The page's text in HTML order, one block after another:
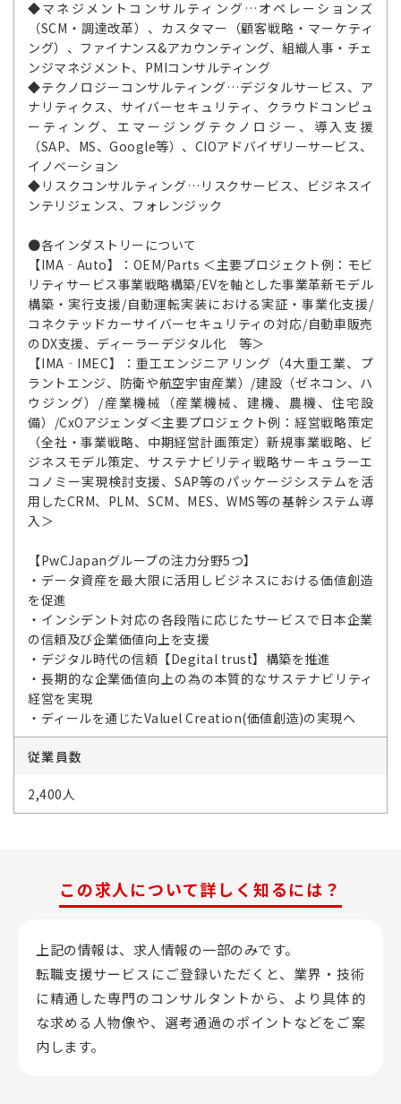
◆マネジメントコンサルティング…オペレーションズ
（SCM・調達改革）、カスタマー（顧客戦略・マーケティ
ング）、ファイナンス&アカウンティング、組織人事・チェ
ンジマネジメント、PMIコンサルティング
◆テクノロジーコンサルティング…デジタルサービス、ア
ナリティクス、サイバーセキュリティ、クラウドコンピュ
ーティング、エマージングテクノロジー、導入支援
（SAP、MS、Google等）、CIOアドバイザリーサービス、
イノベーション
◆リスクコンサルティング…リスクサービス、ビジネスイ
ンテリジェンス、フォレンジック
●各インダストリーについて
【IMA‐Auto】：OEM/Parts ＜主要プロジェクト例：モビ
リティサービス事業戦略構築/EVを軸とした事業革新モデル
構築・実行支援/自動運転実装における実証・事業化支援/
コネクテッドカーサイバーセキュリティの対応/自動車販売
のDX支援、ディーラーデジタル化 等＞
【IMA‐IMEC】：重工エンジニアリング（4大重工業、プ
ラントエンジ、防衛や航空宇宙産業）/建設（ゼネコン、ハ
ウジング）/産業機械（産業機械、建機、農機、住宅設
備）/CxOアジェンダ＜主要プロジェクト例：経営戦略策定
（全社・事業戦略、中期経営計画策定）新規事業戦略、ビ
ジネスモデル策定、サステナビリティ戦略サーキュラーエ
コノミー実現検討支援、SAP等のパッケージシステムを活
用したCRM、PLM、SCM、MES、WMS等の基幹システム導
入＞
【PwCJapanグループの注力分野5つ】
・データ資産を最大限に活用しビジネスにおける価値創造
を促進
・インシデント対応の各段階に応じたサービスで日本企業
の信頼及び企業価値向上を支援
・デジタル時代の信頼【Degital trust】構築を推進
・長期的な企業価値向上の為の本質的なサステナビリティ
経営を実現
・ディールを通じたValuel Creation(価値創造)の実現へ
従業員数
2,400人
この求人について詳しく知るには？
上記の情報は、求人情報の一部のみです。
転職支援サービスにご登録いただくと、業界・技術
に精通した専門のコンサルタントから、 より具体的
な求める人物像や、選考通過のポイントなどをご案
内します。